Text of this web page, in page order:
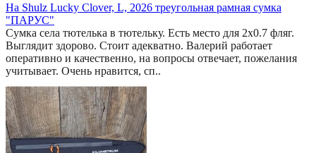
На Shulz Lucky Clover, L, 2026 треугольная рамная сумка
"ПАРУС"
Сумка села тютелька в тютельку. Есть место для 2x0.7 фляг.
Выглядит здорово. Стоит адекватно. Валерий работает
оперативно и качественно, на вопросы отвечает, пожелания
учитывает. Очень нравится, сп..